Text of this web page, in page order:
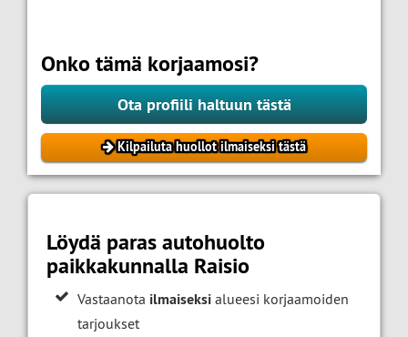
Onko tämä korjaamosi?
Ota profiili haltuun tästä
Kilpailuta huollot ilmaiseksi tästä
Löydä paras autohuolto
paikkakunnalla Raisio
Vastaanota ilmaiseksi alueesi korjaamoiden
tarjoukset